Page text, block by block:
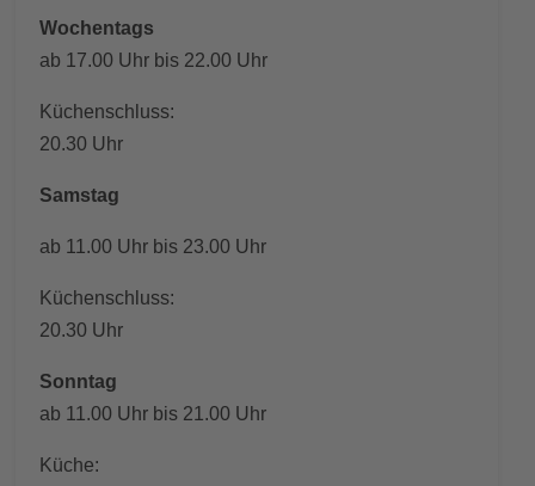
Wochentags
ab 17.00 Uhr bis 22.00 Uhr
Küchenschluss:
20.30 Uhr
Samstag
ab 11.00 Uhr bis 23.00 Uhr
Küchenschluss:
20.30 Uhr
Sonntag
ab 11.00 Uhr bis 21.00 Uhr
Küche: